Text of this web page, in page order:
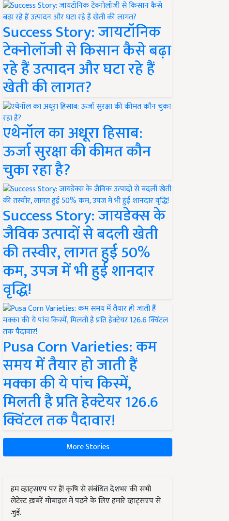
Success Story: जायटॉनिक
टेक्नोलॉजी से किसान कैसे बढ़ा
रहे हैं उत्पादन और घटा रहे हैं
खेती की लागत?
एथेनॉल का अधूरा हिसाब:
ऊर्जा सुरक्षा की कीमत कौन
चुका रहा है?
Success Story: जायडेक्स के
जैविक उत्पादों से बदली खेती
की तस्वीर, लागत हुई 50%
कम, उपज में भी हुई शानदार
वृद्धि!
Pusa Corn Varieties: कम
समय में तैयार हो जाती हैं
मक्का की ये पांच किस्में,
मिलती है प्रति हेक्टेयर 126.6
क्विंटल तक पैदावार!
More Stories
हम व्हाट्सएप पर हैं! कृषि से संबंधित देशभर की सभी
लेटेस्ट ख़बरें मोबाइल में पढ़ने के लिए हमारे व्हाट्सएप से
जुड़ें.